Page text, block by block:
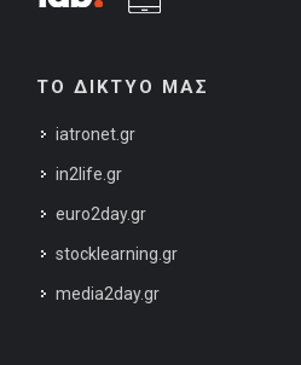
ΤΟ ΔΙΚΤΥΟ ΜΑΣ
iatronet.gr
in2life.gr
euro2day.gr
stocklearning.gr
media2day.gr